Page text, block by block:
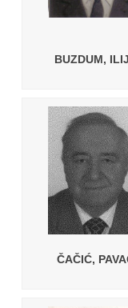
BUZDUM,
ČAČIĆ,